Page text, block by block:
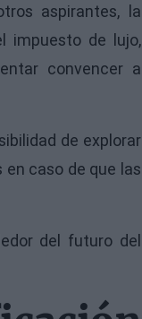
aspirantes, la
impuesto de lujo,
convencer a
de explorar
caso de que las
del futuro del